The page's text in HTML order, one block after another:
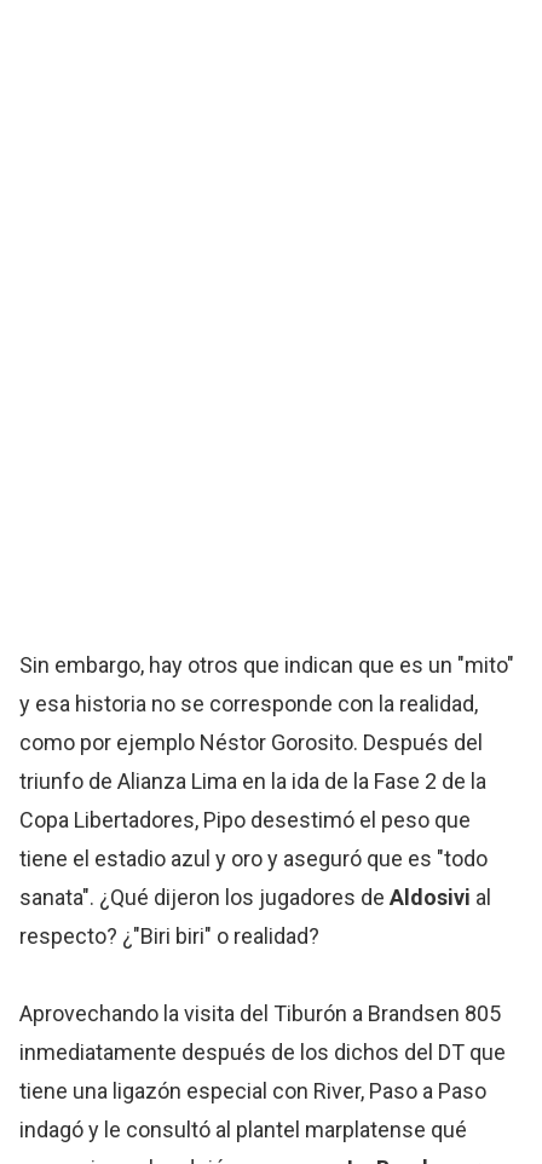
Sin embargo, hay otros que indican que es un "mito"
y esa historia no se corresponde con la realidad,
como por ejemplo Néstor Gorosito. Después del
triunfo de Alianza Lima en la ida de la Fase 2 de la
Copa Libertadores, Pipo desestimó el peso que
tiene el estadio azul y oro y aseguró que es "todo
sanata". ¿Qué dijeron los jugadores de Aldosivi al
respecto? ¿"Biri biri" o realidad?
Aprovechando la visita del Tiburón a Brandsen 805
inmediatamente después de los dichos del DT que
tiene una ligazón especial con River, Paso a Paso
indagó y le consultó al plantel marplatense qué